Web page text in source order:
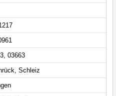
03663
Schleiz